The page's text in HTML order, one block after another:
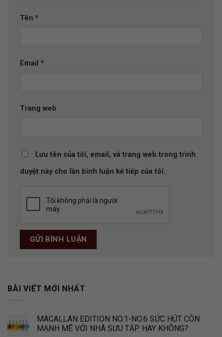
Tên *
Email *
Trang web
Lưu tên của tôi, email, và trang web trong trình
duyệt này cho lần bình luận kế tiếp của tôi.
BÀI VIẾT MỚI NHẤT
MACALLAN EDITION NO.1-NO.6 SỨC HÚT CÒN
MẠNH MẼ VỚI NHÀ SƯU TẬP HAY KHÔNG?